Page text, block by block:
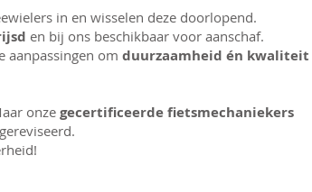
in en wisselen deze doorlopend.
en bij ons beschikbaar voor aanschaf.
aanpassingen om duurzaamheid én kwaliteit
onze gecertificeerde fietsmechaniekers